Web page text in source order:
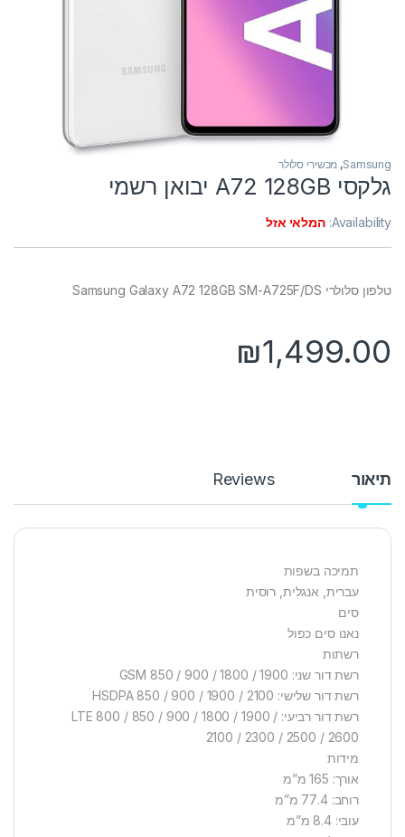
Samsung
, מכשירי סלולר
גלקסי A72 128GB יבואן רשמי
Availability: המלאי אזל
טלפון סלולרי Samsung Galaxy A72 128GB SM-A725F/DS
₪1,499.00
תיאור Reviews
תמיכה בשפות
עברית, אנגלית, רוסית
סים
נאנו סים כפול
רשתות
רשת דור שני: GSM 850 / 900 / 1800 / 1900
רשת דור שלישי: HSDPA 850 / 900 / 1900 / 2100
רשת דור רביעי: LTE 800 / 850 / 900 / 1800 / 1900 /
2100 / 2300 / 2500 / 2600
מידות
אורך: 165 מ”מ
רוחב: 77.4 מ”מ
עובי: 8.4 מ”מ